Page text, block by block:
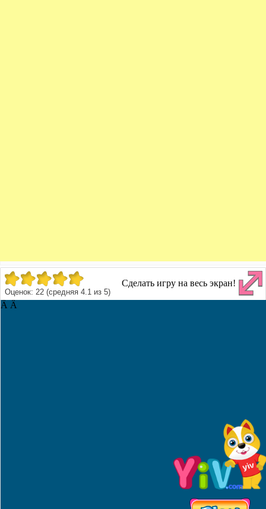
Оценок: 22 (средняя 4.1 из 5)
Сделать игру на весь экран!